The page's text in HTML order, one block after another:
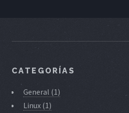
CATEGORÍAS
General (1)
Linux (1)